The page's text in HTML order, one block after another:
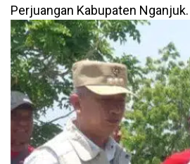
Perjuangan Kabupaten Nganjuk.